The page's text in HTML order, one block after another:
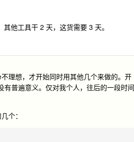
他工具干 2 天，这货需要 3 天。
理想，才开始同时用其他几个来做的。开
普遍意义。仅对我个人，往后的一段时间
个：